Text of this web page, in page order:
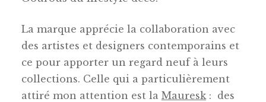
La marque apprécie la collaboration avec
des artistes et designers contemporains et
ce pour apporter un regard neuf à leurs
collections. Celle qui a particulièrement
attiré mon attention est la Mauresk: des